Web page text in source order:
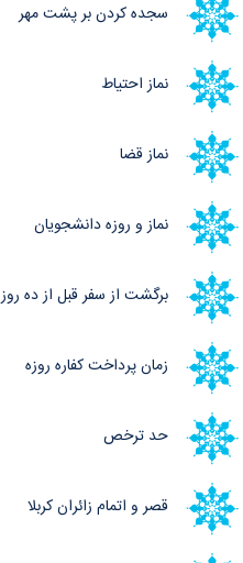
سجده کردن بر پشت مهر
نماز احتیاط
نماز قضا
نماز و روزه دانشجویان
برگشت از سفر قبل از ده روز
زمان پرداخت کفاره روزه
حد ترخص
قصر و اتمام زائران کربلا